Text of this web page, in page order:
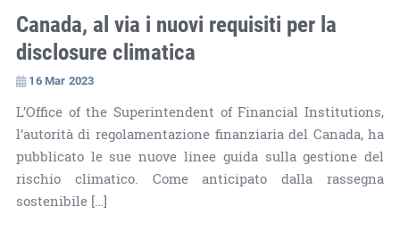
Canada, al via i nuovi requisiti per la
disclosure climatica
16 Mar 2023
L’Office of the Superintendent of Financial Institutions,
l’autorità di regolamentazione finanziaria del Canada, ha
pubblicato le sue nuove linee guida sulla gestione del
rischio climatico. Come anticipato dalla rassegna
sostenibile […]